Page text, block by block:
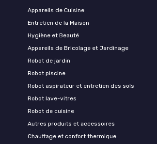
Appareils de Cuisine
Entretien de la Maison
Hygiène et Beauté
Appareils de Bricolage et Jardinage
Robot de jardin
Robot piscine
Robot aspirateur et entretien des sols
Robot lave-vitres
Robot de cuisine
Autres produits et accessoires
Chauffage et confort thermique